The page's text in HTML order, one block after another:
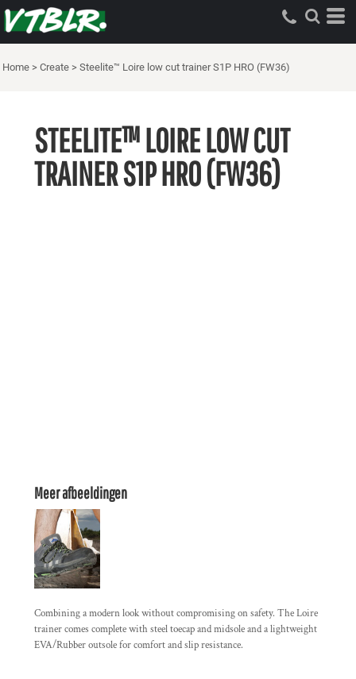
Home > Create > Steelite™ Loire low cut trainer S1P HRO (FW36)
STEELITE™ LOIRE LOW CUT
TRAINER S1P HRO (FW36)
Meer afbeeldingen
Combining a modern look without compromising on safety. The Loire
trainer comes complete with steel toecap and midsole and a lightweight
EVA/Rubber outsole for comfort and slip resistance.